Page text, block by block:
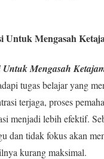
Untuk Mengasah
Mengasah
tugas belajar yang
terjaga, proses
menjadi lebih efektif.
dan tidak fokus akan
kurang maksimal.